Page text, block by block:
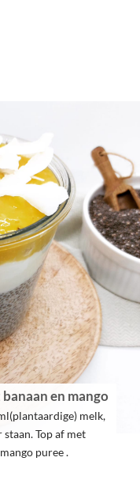
en mango
melk,
Top af met
puree .